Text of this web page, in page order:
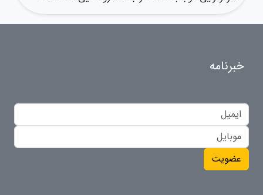
خبرنامه
عضویت